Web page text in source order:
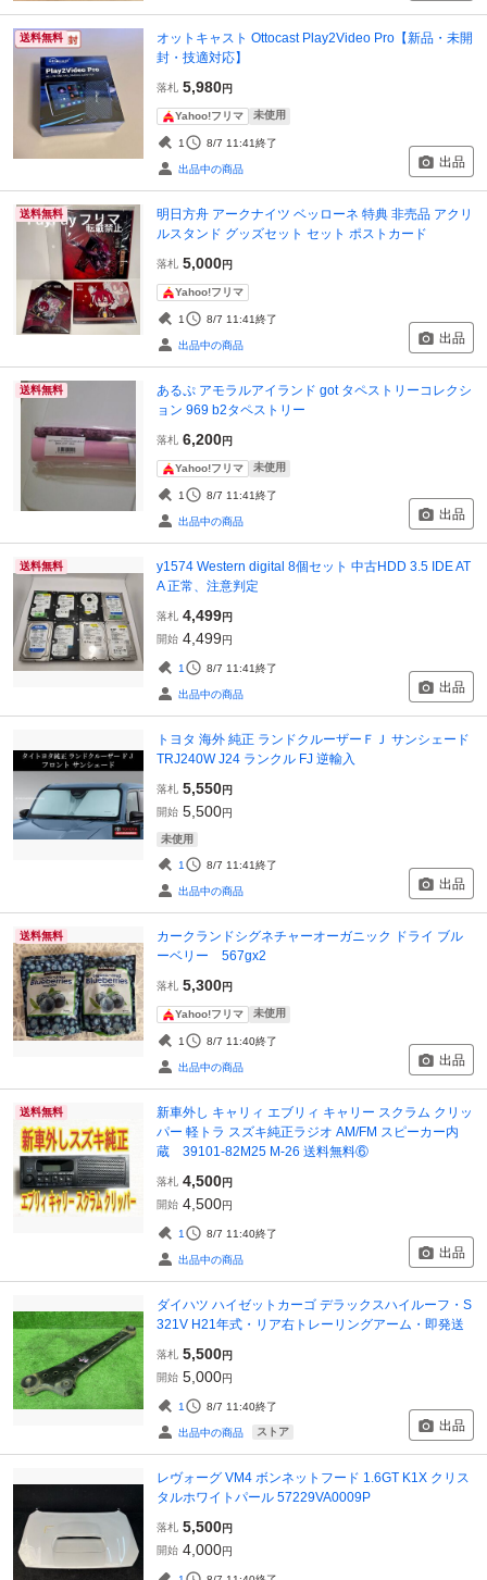
送料無料
オットキャスト Ottocast Play2Video Pro【新品・未開
封・技適対応】
落札 5,980円
Yahoo!フリマ 未使用
1 8/7 11:41終了
出品中の商品 出品
送料無料
明日方舟 アークナイツ ベッローネ 特典 非売品 アクリ
ルスタンド グッズセット セット ポストカード
落札 5,000円
Yahoo!フリマ
1 8/7 11:41終了
出品中の商品 出品
送料無料
あるぷ アモラルアイランド got タペストリーコレクシ
ョン 969 b2タペストリー
落札 6,200円
Yahoo!フリマ 未使用
1 8/7 11:41終了
出品中の商品 出品
送料無料
y1574 Western digital 8個セット 中古HDD 3.5 IDE AT
A 正常、注意判定
落札 4,499円
開始 4,499円
1 8/7 11:41終了
出品中の商品 出品
トヨタ 海外 純正 ランドクルーザーＦＪ サンシェード
TRJ240W J24 ランクル FJ 逆輸入
落札 5,550円
開始 5,500円
未使用
1 8/7 11:41終了
出品中の商品 出品
送料無料
カークランドシグネチャーオーガニック ドライ ブル
ーベリー 567gx2
落札 5,300円
Yahoo!フリマ 未使用
1 8/7 11:40終了
出品中の商品 出品
送料無料
新車外し キャリィ エブリィ キャリー スクラム クリッ
パー 軽トラ スズキ純正ラジオ AM/FM スピーカー内
蔵 39101-82M25 M-26 送料無料⑥
落札 4,500円
開始 4,500円
1 8/7 11:40終了
出品中の商品 出品
ダイハツ ハイゼットカーゴ デラックスハイルーフ・S
321V H21年式・リア右トレーリングアーム・即発送
落札 5,500円
開始 5,000円
1 8/7 11:40終了
出品中の商品 ストア 出品
レヴォーグ VM4 ボンネットフード 1.6GT K1X クリス
タルホワイトパール 57229VA0009P
落札 5,500円
開始 4,000円